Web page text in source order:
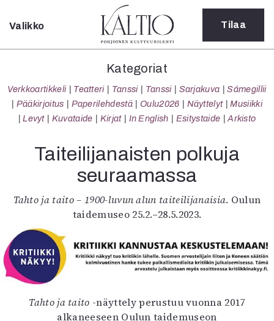
Sulje
Kategoriat
Verkkoartikkeli
Teatteri
Tanssi
Sarjakuva
Sámegillii
Pääkirjoitus
Oulu2026
Näyttelyt
Levyt
Kuvataide
Esitystaide
Valikko Tilaa
Kategoriat
Verkkoartikkeli Teatteri Tanssi Tanssi Sarjakuva
Sámegillii
Pääkirjoitus
Paperilehdestä Oulu2026 Näyttelyt
Musiikki
Levyt
Kuvataide Kirjat In English Esitystaide Arkisto
Taiteilijanaisten polkuja
seuraamassa
Tahto ja taito – 1900-luvun alun taiteilijanaisia. Oulun
taidemuseo 25.2.–28.5.2023.
Tahto ja taito -näyttely perustuu vuonna 2017
alkaneeseen Oulun taidemuseon